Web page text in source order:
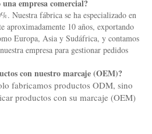
empresa comercial?
Nuestra fábrica se ha especializado en
aproximadamente 10 años, exportando
Europa, Asia y Sudáfrica, y contamos
empresa para gestionar pedidos
con nuestro marcaje (OEM)?
fabricamos productos ODM, sino
productos con su marcaje (OEM)